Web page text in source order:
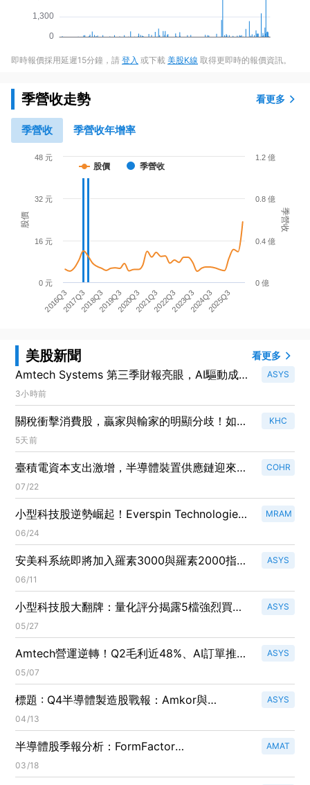
即時報價採用延遲15分鐘，請 登入 或下載 美股K線 取得更即時的報價資訊。
季營收走勢 看更多
季營收 季營收年增率
股價 季營收
股價 季營收
2016Q32017Q32018Q32019Q32020Q32021Q32022Q32023Q32024Q32025Q3
0 元
16 元
32 元
48 元
0 億
0.4 億
0.8 億
1.2 億
美股新聞 看更多
Amtech Systems 第三季財報亮眼，AI驅動成長
勢頭強勁！
ASYS
3小時前
關稅衝擊消費股，贏家與輸家的明顯分歧！如何
辨別？
KHC
5天前
臺積電資本支出激增，半導體裝置供應鏈迎來新
機遇！
COHR
07/22
小型科技股逆勢崛起！Everspin Technologies
與QuickLogic成為動能之王
MRAM
06/24
安美科系統即將加入羅素3000與羅素2000指
數，股價飆升4.9%！
ASYS
06/11
小型科技股大翻牌：量化評分揭露5檔強烈買
入、5檔強烈賣出
ASYS
05/27
Amtech營運逆轉！Q2毛利近48%、AI訂單推動
TPS佔比逾30%，公司估Q3 AI營收可達40%
ASYS
05/07
標題 : Q4半導體製造股戰報：Amkor與
Teradyne強勢上攻、Amtech逆風下跌
ASYS
04/13
半導體股季報分析：FormFactor
(NASDAQ:FORM) 表現亮眼，業界前景看好！
AMAT
03/18